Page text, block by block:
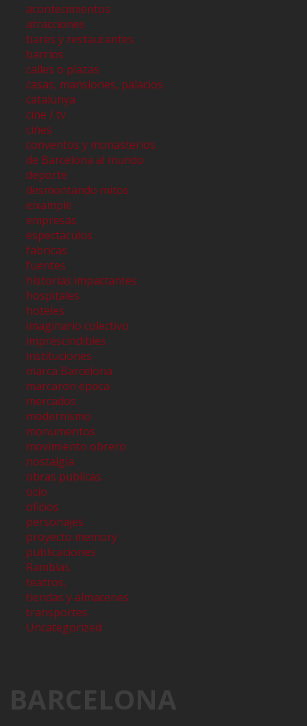
acontecimientos
atracciones
bares y restaurantes
barrios
calles o plazas
casas, mansiones, palacios
catalunya
cine / tv
cines
conventos y monasterios
de Barcelona al mundo
deporte
desmontando mitos
eixample
empresas
espectáculos
fabricas
fuentes
historias impactantes
hospitales
hoteles
imaginario colectivo
imprescindibles
instituciones
marca Barcelona
marcaron época
mercados
modernismo
monumentos
movimiento obrero
nostalgia
obras publicas
ocio
oficios
personajes
proyecto memory
publicaciones
Ramblas
teatros,
tiendas y almacenes
transportes
Uncategorized
BARCELONA